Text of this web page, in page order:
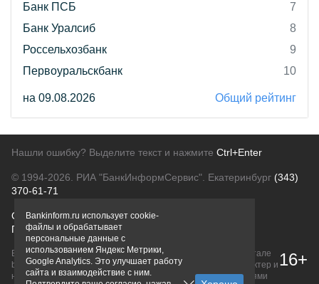
Банк ПСБ
7
Банк Уралсиб
8
Россельхозбанк
9
Первоуральскбанк
10
на 09.08.2026 Общий рейтинг
Нашли ошибку? Выделите текст и нажмите Ctrl+Enter
© 1994-2026. РИА "БанкИнформСервис". Екатеринбург (343)
370-61-71
О проектеПолитика конфиденциальности
Правовая информацияДля рекламодателей
Вся информация о продуктах банков, размещенная на портале
bankinform.ru, носит исключительно ознакомительный характер и
не является публичной офертой, определяемой положениями
16+
Bankinform.ru использует cookie-
файлы и обрабатывает
персональные данные с
использованием Яндекс Метрики,
Google Analytics. Это улучшает работу
сайта и взаимодействие с ним.